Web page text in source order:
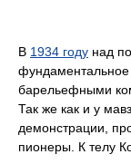
В 1934 году над
барельефными
Так же как и у
демонстрации,
пионеры. К телу